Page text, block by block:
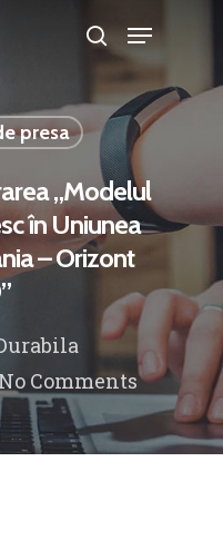
to close
presa
„Modelul
în Uniunea
– Orizont
No Comments